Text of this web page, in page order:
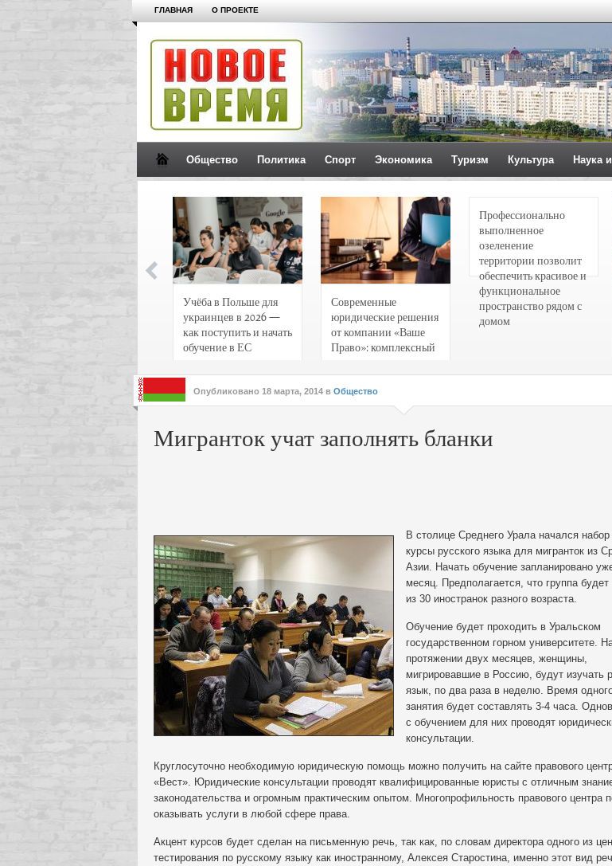
ГЛАВНАЯ О ПРОЕКТЕ
Общество Политика Спорт Экономика Туризм Культура Наука
Учёба в Польше для
украинцев в 2026 —
как поступить и начать
обучение в ЕС
Современные
юридические решения
от компании «Ваше
Право»: комплексный
интересов клиентов
Профессионально
выполненное
озеленение
территории позволит
обеспечить красивое и
функциональное
пространство рядом с
домом
Опубликовано 18 марта, 2014 в Общество
Мигранток учат заполнять бланки
В столице Среднего Урала начался набор
курсы русского языка для мигранток из
Азии. Начать обучение запланировано
месяц. Предполагается, что группа будет
из 30 иностранок разного возраста.
Обучение будет проходить в Уральском
государственном горном университете.
протяжении двух месяцев, женщины,
мигрировавшие в Россию, будут изучать
язык, по два раза в неделю. Время
занятия будет составлять 3-4 часа.
с обучением для них проводят
консультации.
Круглосуточно необходимую юридическую помощь можно получить на сайте правового
«Вест». Юридические консультации проводят квалифицированные юристы с отличным
законодательства и огромным практическим опытом. Многопрофильность правового центра
оказывать услуги в любой сфере права.
Акцент курсов будет сделан на письменную речь, так как, по словам директора одного из
тестирования по русскому языку как иностранному, Алексея Старостина, именно этот вид